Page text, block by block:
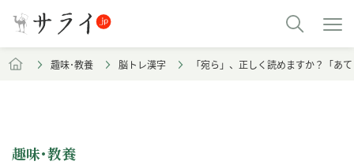
趣味･教養 脳トレ漢字 「宛ら」、正しく読めますか？「あ
趣味･教養